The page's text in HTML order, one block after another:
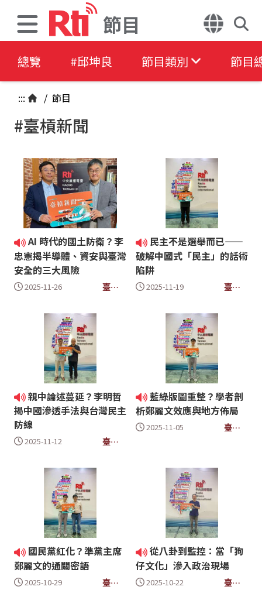
節目
總覽 #邱坤良 節目類別 節目
::: / 節目
#臺槓新聞
AI 時代的國土防衛？李
忠憲揭半導體、資安與臺灣
安全的三大風險
2025-11-26
臺槓
民主不是選舉而已——
破解中國式「民主」的話術
陷阱
2025-11-19
臺槓
親中論述蔓延？李明哲
揭中國滲透手法與台灣民主
防線
2025-11-12
臺槓
藍綠版圖重整？學者剖
析鄭麗文效應與地方佈局
2025-11-05
臺槓
國民黨紅化？準黨主席
鄭麗文的通關密語
2025-10-29
臺槓
從八卦到監控：當「狗
仔文化」滲入政治現場
2025-10-22
臺槓